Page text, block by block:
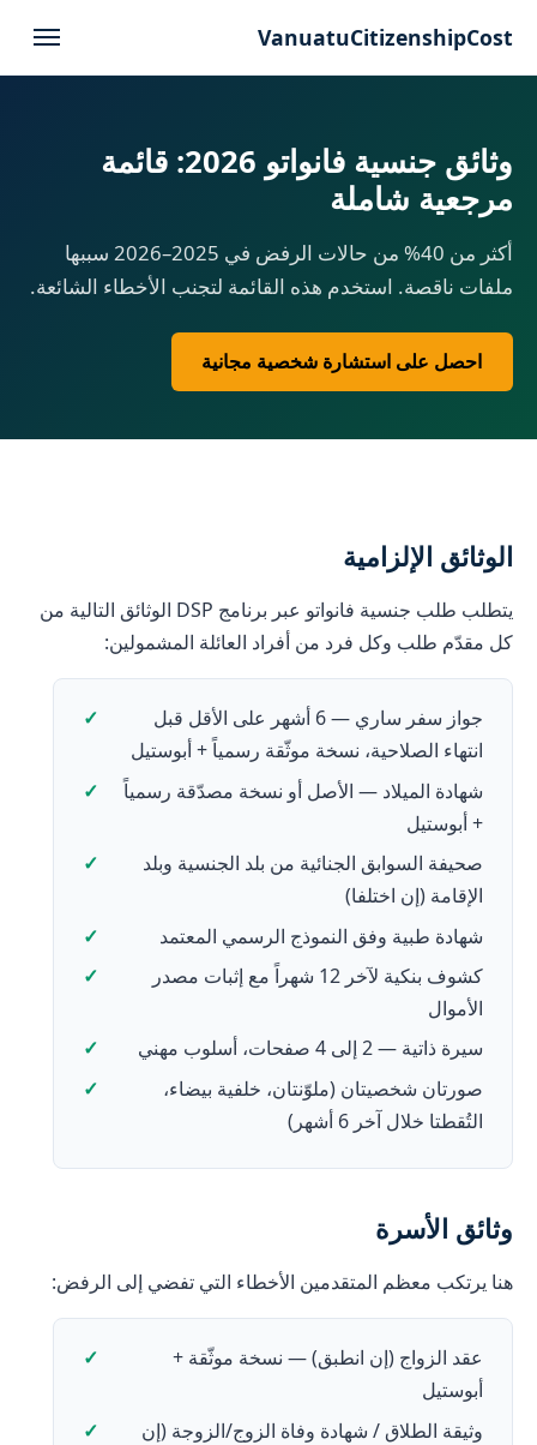
VanuatuCitizenshipCost
وثائق جنسية فانواتو 2026: قائمة
مرجعية شاملة
أكثر من 40% من حالات الرفض في 2025–2026 سببها
ملفات ناقصة. استخدم هذه القائمة لتجنب الأخطاء الشائعة.
احصل على استشارة شخصية مجانية
الوثائق الإلزامية
يتطلب طلب جنسية فانواتو عبر برنامج DSP الوثائق التالية من
كل مقدّم طلب وكل فرد من أفراد العائلة المشمولين:
جواز سفر ساري — 6 أشهر على الأقل قبل
انتهاء الصلاحية، نسخة موثّقة رسمياً + أبوستيل
شهادة الميلاد — الأصل أو نسخة مصدّقة رسمياً
+ أبوستيل
صحيفة السوابق الجنائية من بلد الجنسية وبلد
الإقامة (إن اختلفا)
شهادة طبية وفق النموذج الرسمي المعتمد
كشوف بنكية لآخر 12 شهراً مع إثبات مصدر
الأموال
سيرة ذاتية — 2 إلى 4 صفحات، أسلوب مهني
صورتان شخصيتان (ملوّنتان، خلفية بيضاء،
التُقطتا خلال آخر 6 أشهر)
وثائق الأسرة
هنا يرتكب معظم المتقدمين الأخطاء التي تفضي إلى الرفض:
عقد الزواج (إن انطبق) — نسخة موثّقة +
أبوستيل
وثيقة الطلاق / شهادة وفاة الزوج/الزوجة (إن